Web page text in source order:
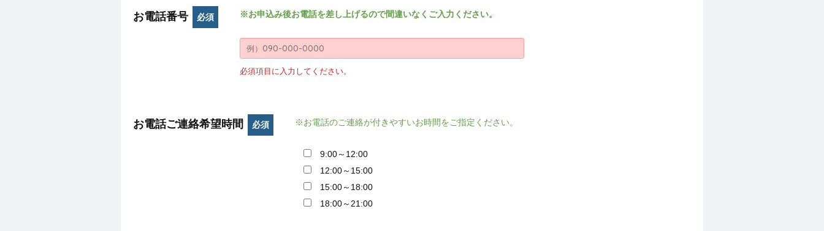
お電話番号 必須 ※お申込み後お電話を差し上げるので間違いなくご入力ください。
必須項目に入力してください。
お電話ご連絡希望時間 必須 ※お電話のご連絡が付きやすいお時間をご指定ください。
9:00～12:00
12:00～15:00
15:00～18:00
18:00～21:00